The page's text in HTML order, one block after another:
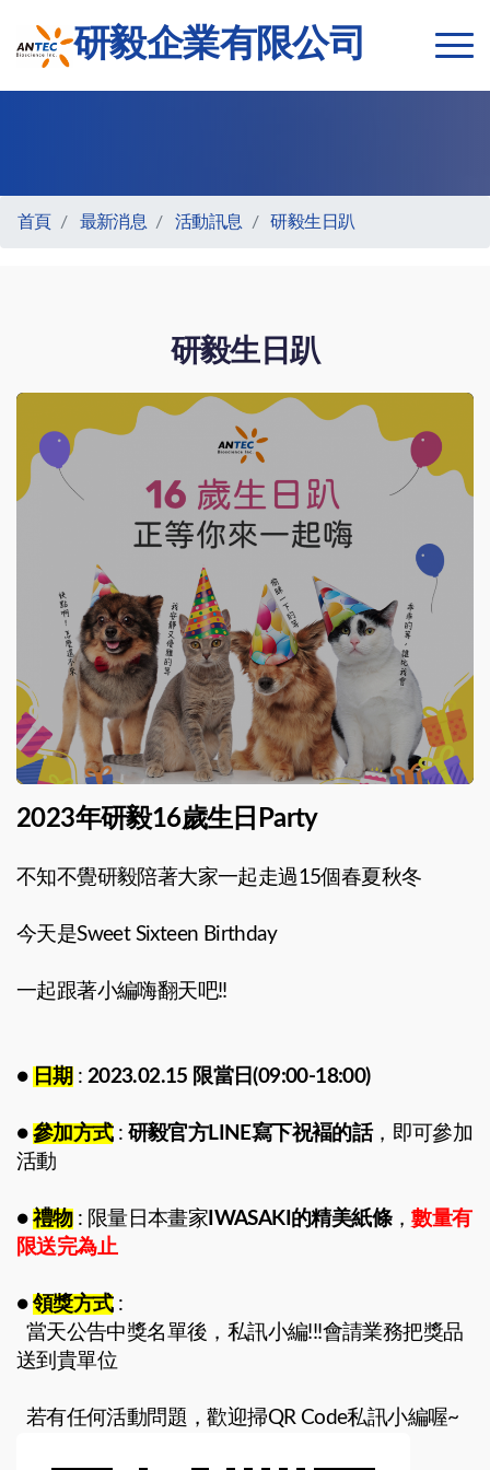
研毅企業有限公司
首頁 最新消息 活動訊息 研毅生日趴
研毅生日趴
2023年研毅16歲生日Party
不知不覺研毅陪著大家一起走過15個春夏秋冬
今天是Sweet Sixteen Birthday
一起跟著小編嗨翻天吧!!
● 日期 : 2023.02.15 限當日(09:00-18:00)
● 參加方式: 研毅官方LINE寫下祝褔的話，即可參加
活動
●禮物 : 限量日本畫家 IWASAKI的精美紙條，數量有
限送完為止
● 領獎方式:
當天公告中獎名單後，私訊小編!!!會請業務把獎品
送到貴單位
若有任何活動問題，歡迎掃QR Code私訊小編喔~